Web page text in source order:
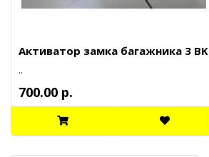
Активатор замка багажника 3 BK
..
700.00 р.